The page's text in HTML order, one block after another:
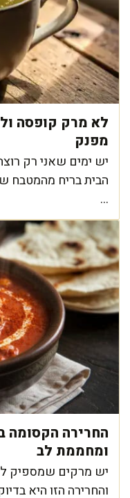
לא מרק קופסה
מפנק
יש ימים שאני רק
הבית בריח מהמטבח
...
החרירה הקסומה
ומחממת לב
יש מרקים שמספיק
והחרירה הזו היא